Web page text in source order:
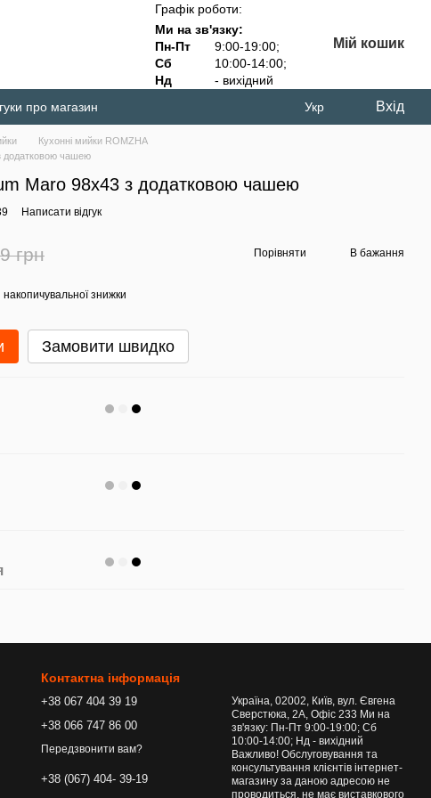
Графік роботи:
Ми на зв'язку:
Пн-Пт
9:00-19:00;
Сб
10:00-14:00;
Нд
- вихідний
Мій кошик
про магазин
Укр Вхід
Кухонні мийки ROMZHA
додатковою чашею
Maro 98х43 з додатковою чашею
Написати відгук
грн Порівняти В бажання
знижки
Замовити швидко
Контактна інформація
+38 067 404 39 19
+38 066 747 86 00
Передзвонити вам?
+38 (067) 404- 39-19
Україна, 02002, Київ, вул. Євгена
Сверстюка, 2А, Офіс 233 Ми на
зв'язку: Пн-Пт 9:00-19:00; Сб
10:00-14:00; Нд - вихідний
Важливо! Обслуговування та
консультування клієнтів інтернет-
магазину за даною адресою не
проводиться, не має виставкового